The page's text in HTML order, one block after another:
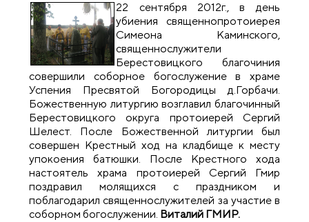
22 сентября 2012г., в день
убиения священнопротоиерея
Симеона Каминского,
священнослужители
Берестовицкого благочиния
совершили соборное богослужение в храме
Успения Пресвятой Богородицы д.Горбачи.
Божественную литургию возглавил благочинный
Берестовицкого округа протоиерей Сергий
Шелест. После Божественной литургии был
совершен Крестный ход на кладбище к месту
упокоения батюшки. После Крестного хода
настоятель храма протоиерей Сергий Гмир
поздравил молящихся с праздником и
поблагодарил священнослужителей за участие в
соборном богослужении. Виталий ГМИР.